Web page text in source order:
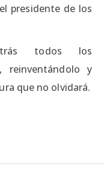
presidente de los
todos los
reinventándolo y
que no olvidará.